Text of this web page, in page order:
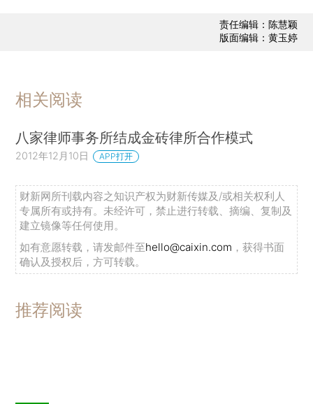
责任编辑：陈慧颖
版面编辑：黄玉婷
相关阅读
八家律师事务所结成金砖律所合作模式
2012年12月10日 APP打开
财新网所刊载内容之知识产权为财新传媒及/或相关权利人
专属所有或持有。未经许可，禁止进行转载、摘编、复制及
建立镜像等任何使用。
如有意愿转载，请发邮件至hello@caixin.com ，获得书面
确认及授权后，方可转载。
推荐阅读